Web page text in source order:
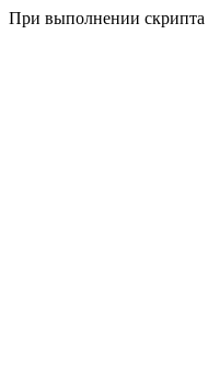
При выполнении